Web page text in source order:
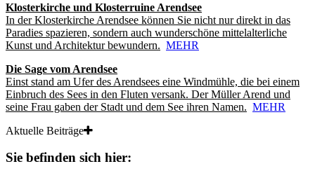
Klosterkirche und Klosterruine Arendsee
In der Klosterkirche Arendsee können Sie nicht nur direkt in das
Paradies spazieren, sondern auch wunderschöne mittelalterliche
Kunst und Architektur bewundern. MEHR
Die Sage vom Arendsee
Einst stand am Ufer des Arendsees eine Windmühle, die bei einem
Einbruch des Sees in den Fluten versank. Der Müller Arend und
seine Frau gaben der Stadt und dem See ihren Namen. MEHR
Aktuelle Beiträge
Sie befinden sich hier: